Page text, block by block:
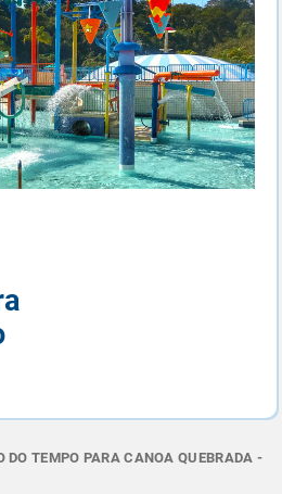
TEMPO PARA CANOA QUEBRADA -